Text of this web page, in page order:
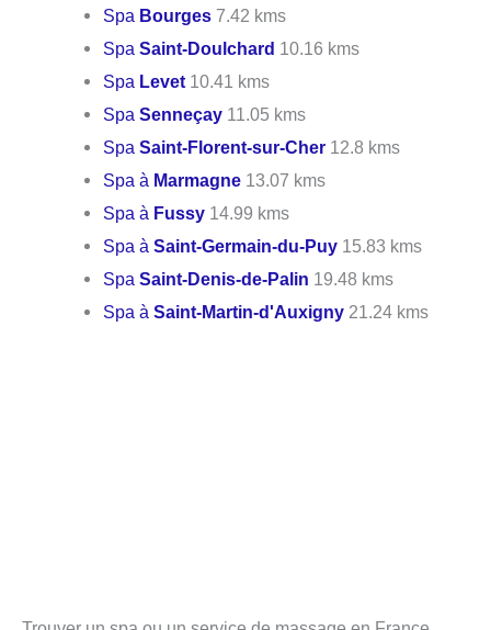
Spa Bourges 7.42 kms
SpaSaint-Doulchard 10.16 kms
Spa Levet 10.41 kms
SpaSenneçay 11.05 kms
SpaSaint-Florent-sur-Cher 12.8 kms
Spa à Marmagne 13.07 kms
Spa à Fussy 14.99 kms
Spa àSaint-Germain-du-Puy 15.83 kms
SpaSaint-Denis-de-Palin 19.48 kms
Spa àSaint-Martin-d'Auxigny 21.24 kms